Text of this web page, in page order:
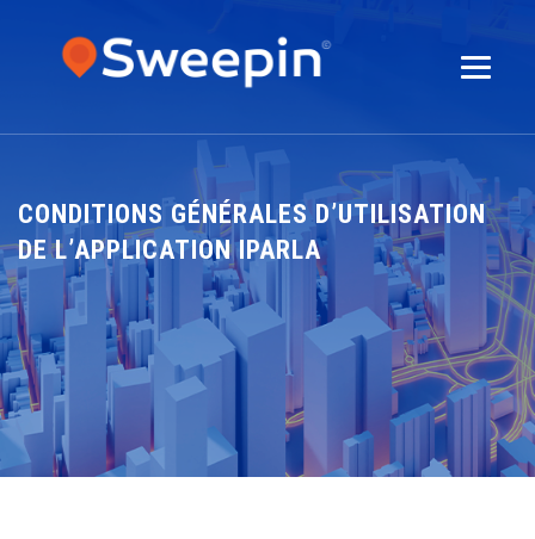
CONDITIONS GÉNÉRALES D’UTILISATION
DE L’APPLICATION IPARLA